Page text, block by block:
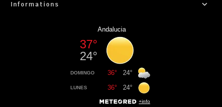
Informations